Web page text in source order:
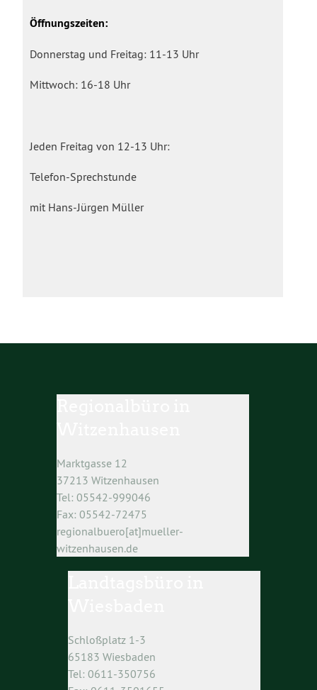
Öffnungszeiten:
Donnerstag und Freitag: 11-13 Uhr
Mittwoch: 16-18 Uhr
Jeden Freitag von 12-13 Uhr:
Telefon-Sprechstunde
mit Hans-Jürgen Müller
Marktgasse 12
37213 Witzenhausen
Tel: 05542-999046
Fax: 05542-72475
regionalbuero[at]mueller-
witzenhausen.de
Schloßplatz 1-3
65183 Wiesbaden
Tel: 0611-350756